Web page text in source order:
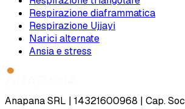
Respirazione diaframmatica
Respirazione Ujjayi
Narici alternate
Ansia e stress
Anapana SRL | 14321600968 | Cap.